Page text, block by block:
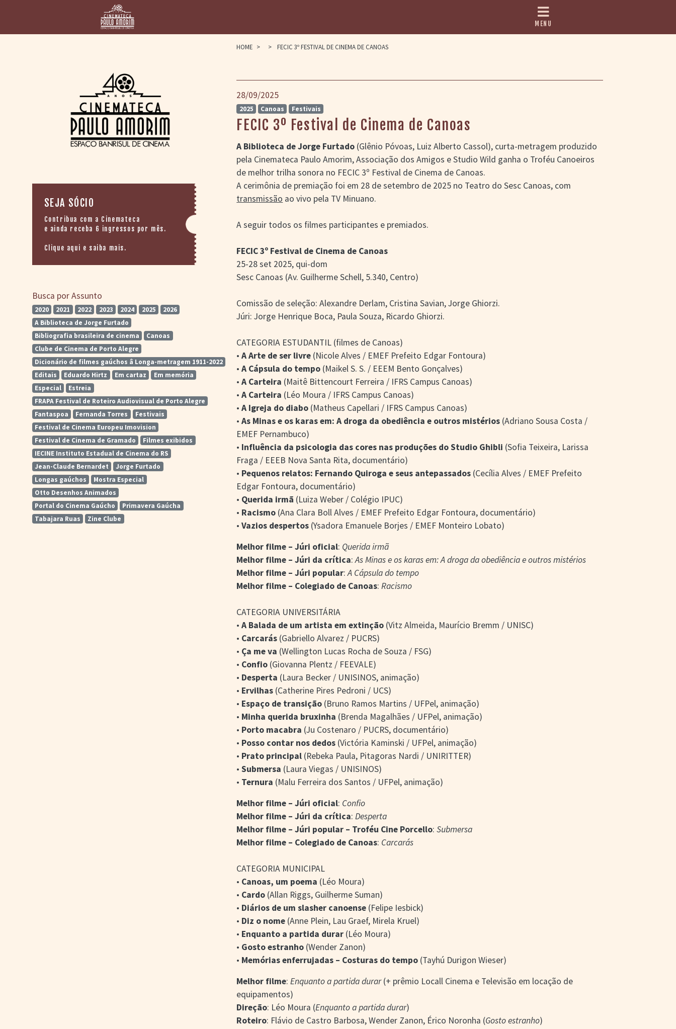
> HOMENAGEADOS
> ASSOCIAÇÃO DOS
> BIBLIOTECA
> GRADE SEMANAL
> PREÇOS E
DESCONTOS
> SALAS
PORTAL DO
CINEMA GAÚCHO
> LISTA DE FILMES
> FILMOGRAFIAS DE
CINEASTAS
> DISCOGRAFIAS
> BIBLIOGRAFIAS
CONTATO E
LOCALIZAÇÃO
MENU
HOME > > FECIC 3º FESTIVAL DE CINEMA DE CANOAS
SEJA SÓCIO
Contribua com a Cinemateca
e ainda receba 6 ingressos por mês.
Clique aqui e saiba mais.
Busca por Assunto
2020 2021 2022 2023 2024 2025
2026
A Biblioteca de Jorge Furtado
Bibliografia brasileira de cinema
Canoas
Clube de Cinema de Porto Alegre
Dicionário de filmes gaúchos â Longa-metragem 1911-2022
Editais
Eduardo Hirtz Em cartaz
Em memória
Especial
Estreia
FRAPA Festival de Roteiro Audiovisual de Porto Alegre
Fantaspoa
Fernanda Torres
Festivais
Festival de Cinema Europeu Imovision
Festival de Cinema de Gramado
Filmes exibidos
IECINE Instituto Estadual de Cinema do RS
Jean-Claude Bernardet
Jorge Furtado
Longas gaúchos
Mostra Especial
Otto Desenhos Animados
Portal do Cinema Gaúcho
Primavera Gaúcha
Tabajara Ruas
Zine Clube
28/09/2025
2025 Canoas Festivais
FECIC 3º Festival de Cinema de Canoas
A Biblioteca de Jorge Furtado (Glênio Póvoas, Luiz Alberto Cassol), curta-metragem produzido
pela Cinemateca Paulo Amorim, Associação dos Amigos e Studio Wild ganha o Troféu Canoeiros
de melhor trilha sonora no FECIC 3º Festival de Cinema de Canoas.
A cerimônia de premiação foi em 28 de setembro de 2025 no Teatro do Sesc Canoas, com
transmissão ao vivo pela TV Minuano.
A seguir todos os filmes participantes e premiados.
FECIC 3º Festival de Cinema de Canoas
25-28 set 2025, qui-dom
Sesc Canoas (Av. Guilherme Schell, 5.340, Centro)
Comissão de seleção: Alexandre Derlam, Cristina Savian, Jorge Ghiorzi.
Júri: Jorge Henrique Boca, Paula Souza, Ricardo Ghiorzi.
CATEGORIA ESTUDANTIL (filmes de Canoas)
•A Arte de ser livre (Nicole Alves / EMEF Prefeito Edgar Fontoura)
•A Cápsula do tempo (Maikel S. S. / EEEM Bento Gonçalves)
•A Carteira (Maitê Bittencourt Ferreira / IFRS Campus Canoas)
•A Carteira (Léo Moura / IFRS Campus Canoas)
•A Igreja do diabo (Matheus Capellari / IFRS Campus Canoas)
•As Minas e os karas em: A droga da obediência e outros mistérios (Adriano Sousa Costa /
EMEF Pernambuco)
• Influência da psicologia das cores nas produções do Studio Ghibli (Sofia Teixeira, Larissa
Fraga / EEEB Nova Santa Rita, documentário)
• Pequenos relatos: Fernando Quiroga e seus antepassados (Cecília Alves / EMEF Prefeito
Edgar Fontoura, documentário)
• Querida irmã (Luiza Weber / Colégio IPUC)
• Racismo (Ana Clara Boll Alves / EMEF Prefeito Edgar Fontoura, documentário)
•Vazios despertos (Ysadora Emanuele Borjes / EMEF Monteiro Lobato)
Melhor filme – Júri oficial: Querida irmã
Melhor filme – Júri da crítica:As Minas e os karas em: A droga da obediência e outros mistérios
Melhor filme – Júri popular:A Cápsula do tempo
Melhor filme – Colegiado de Canoas:Racismo
CATEGORIA UNIVERSITÁRIA
•A Balada de um artista em extinção (Vitz Almeida, Maurício Bremm / UNISC)
• Carcarás (Gabriello Alvarez / PUCRS)
• Ça me va (Wellington Lucas Rocha de Souza / FSG)
• Confio (Giovanna Plentz / FEEVALE)
• Desperta (Laura Becker / UNISINOS, animação)
• Ervilhas (Catherine Pires Pedroni / UCS)
• Espaço de transição (Bruno Ramos Martins / UFPel, animação)
• Minha querida bruxinha (Brenda Magalhães / UFPel, animação)
• Porto macabra (Ju Costenaro / PUCRS, documentário)
• Posso contar nos dedos (Victória Kaminski / UFPel, animação)
• Prato principal (Rebeka Paula, Pitagoras Nardi / UNIRITTER)
•Submersa (Laura Viegas / UNISINOS)
• Ternura (Malu Ferreira dos Santos / UFPel, animação)
Melhor filme – Júri oficial: Confio
Melhor filme – Júri da crítica:Desperta
Melhor filme – Júri popular – Troféu Cine Porcello:Submersa
Melhor filme – Colegiado de Canoas: Carcarás
CATEGORIA MUNICIPAL
• Canoas, um poema (Léo Moura)
• Cardo (Allan Riggs, Guilherme Suman)
• Diários de um slasher canoense (Felipe Iesbick)
• Diz o nome (Anne Plein, Lau Graef, Mirela Kruel)
• Enquanto a partida durar (Léo Moura)
• Gosto estranho (Wender Zanon)
• Memórias enferrujadas – Costuras do tempo (Tayhú Durigon Wieser)
Melhor filme:Enquanto a partida durar(+ prêmio Locall Cinema e Televisão em locação de
equipamentos)
Direção: Léo Moura (Enquanto a partida durar)
Roteiro: Flávio de Castro Barbosa, Wender Zanon, Érico Noronha (Gosto estranho)